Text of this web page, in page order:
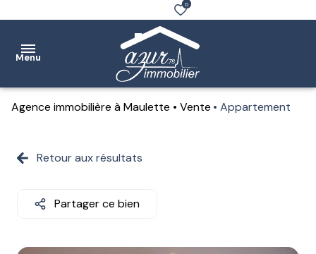
0
Menu
Ventes
Notre
Agence immobilière à Maulette Vente Appartement
Retour aux résultats
Partager ce bien